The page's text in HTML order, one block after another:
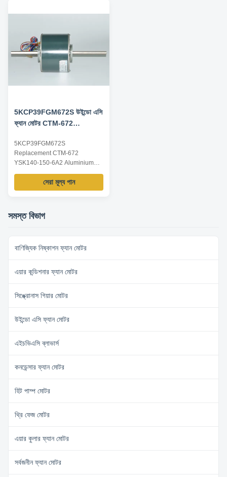
requirements, ODM/OEM
Frequency /Hz Speed ...
5KCP39FGM672S উইন্ডো এসি
ফ্যান মোটর CTM-672
5KCP39FGM672S
Replacement CTM-672
YSK140-150-6A2 Aluminium
Motor for Air Conditioner
Product specification: Listed are
representative motors, only for
parameters can be customized
according to customer
Frequency /Hz ...
সেরা মূল্য পান
সমস্ত বিভাগ
বাণিজ্যিক নিষ্কাশন ফ্যান মোটর
এয়ার কন্ডিশনার ফ্যান মোটর
সিঙ্ক্রোনাস গিয়ার মোটর
উইন্ডো এসি ফ্যান মোটর
এইচভিএসি ব্লাভার্স
কনডেন্সার ফ্যান মোটর
হিট পাম্প মোটর
থ্রি ফেজ মোটর
এয়ার কুলার ফ্যান মোটর
সর্বজনীন ফ্যান মোটর